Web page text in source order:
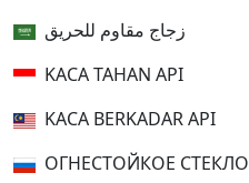
زجاج مقاوم للحريق
KACA TAHAN API
KACA BERKADAR API
ОГНЕСТОЙКОЕ СТЕКЛО